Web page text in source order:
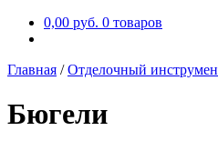
0,00 руб. 0 товаров
Главная /Отделочный
Бюгели